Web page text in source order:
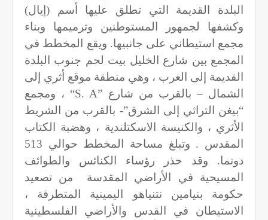
البلدة القديمة التي تطلق عليها أسم (إيال)
وكشفها لجمهور المستوطنين وترميمها وبناء
مجمع استيطاني على جانبيها. ويقع المخطط في
المجمع بين شارع الخليل بيت لحم جنوب البلدة
القديمة إلى الغرب ، وهي منطقة موقع أثري إلى
الشمال – بالقرب من شارع “S. A” ، ومجمع
“بيغن التراثي إلى الشرق”- بالقرب من الشريط
الأثري ، والكنيسة الاسكتلندية ، وهضبة الكتاب
المقدس . وتبلغ مساحة المخطط حوالي 513
دونما. وقد حذر رؤساء الكنائس والطوائف
المسيحية في الأراضي المقدسة
من تصعيد
حكومة بنيامين نتنياهو اليمينية المتطرفة ،
الاستيطان في القدس والأراضي الفلسطينية